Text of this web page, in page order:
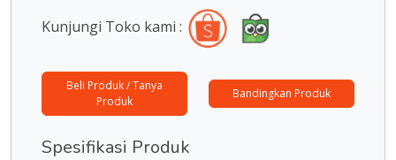
Kunjungi Toko kami :
Beli Produk / Tanya
Produk
Bandingkan Produk
Spesifikasi Produk